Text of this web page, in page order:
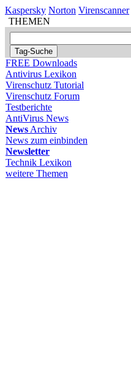
Kaspersky Norton Virenscanner
THEMEN
FREE Downloads
Antivirus Lexikon
Virenschutz Tutorial
Virenschutz Forum
Testberichte
AntiVirus News
News Archiv
News zum einbinden
Newsletter
Technik Lexikon
weitere Themen